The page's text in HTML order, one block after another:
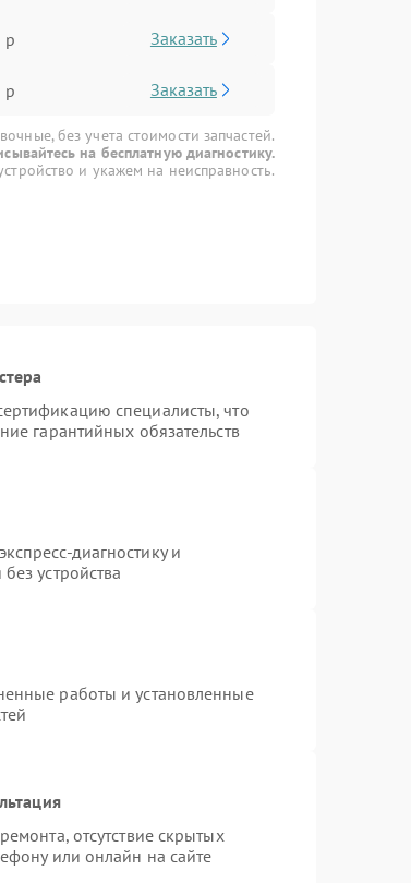
р Заказать
р Заказать
без учета стоимости запчастей.
на бесплатную диагностику.
и укажем на неисправность.
специалисты, что
гарантийных обязательств
диагностику и
устройства
работы и установленные
отсутствие скрытых
или онлайн на сайте